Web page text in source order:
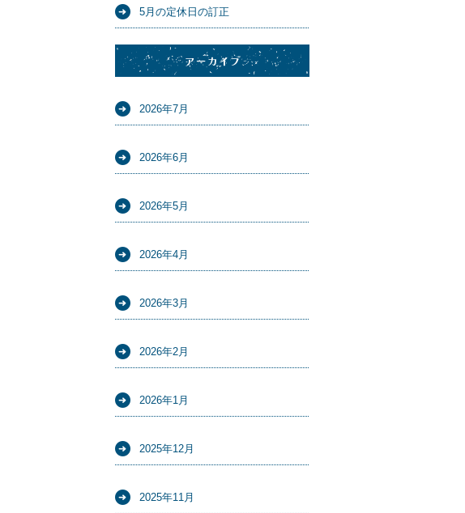
5月の定休日の訂正
アーカイブ
2026年7月
2026年6月
2026年5月
2026年4月
2026年3月
2026年2月
2026年1月
2025年12月
2025年11月